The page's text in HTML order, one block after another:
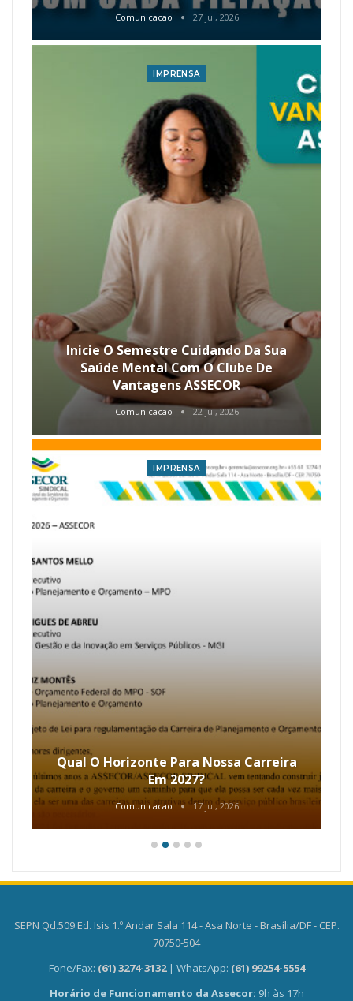
Comunicacao 27 jul, 2026
IMPRENSA
Inicie O Semestre Cuidando Da Sua
Saúde Mental Com O Clube De
Vantagens ASSECOR
Comunicacao 22 jul, 2026
IMPRENSA
Qual O Horizonte Para Nossa Carreira
Em 2027?
Comunicacao 17 jul, 2026
SEPN Qd.509 Ed. Isis 1.º Andar Sala 114 - Asa Norte - Brasília/DF - CEP.
70750-504
Fone/Fax: (61) 3274-3132 | WhatsApp: (61) 99254-5554
Horário de Funcionamento da Assecor: 9h às 17h